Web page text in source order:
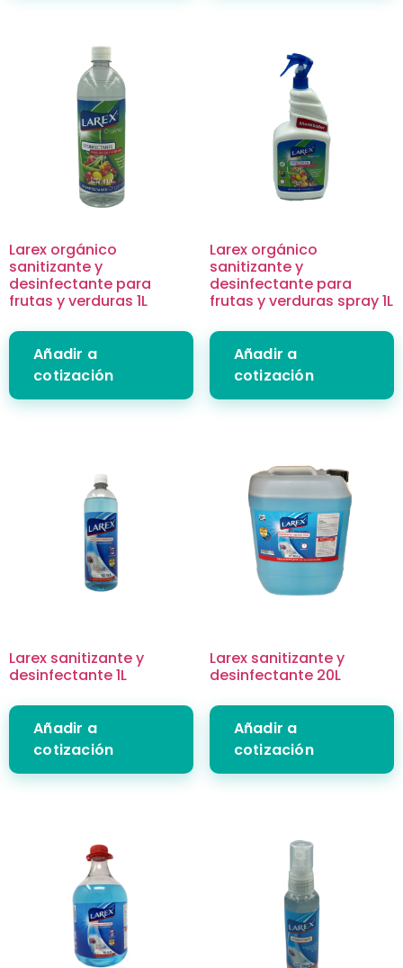
Larex orgánico
sanitizante y
desinfectante para
frutas y verduras 1L
Añadir a
cotización
Larex orgánico
sanitizante y
desinfectante para
frutas y verduras spray 1L
Añadir a
cotización
Larex sanitizante y
desinfectante 1L
Añadir a
cotización
Larex sanitizante y
desinfectante 20L
Añadir a
cotización